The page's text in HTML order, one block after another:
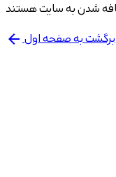
arrow_back برگشت به صفحه اول